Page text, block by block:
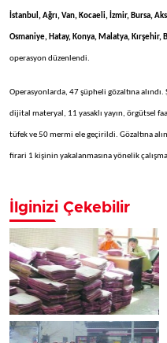
İstanbul, Ağrı, Van, Kocaeli, İzmir, Bursa,
Osmaniye, Hatay, Konya, Malatya, Kırşehir,
operasyon düzenlendi.
Operasyonlarda, 47 şüpheli gözaltına
dijital materyal, 11 yasaklı yayın, örgütsel
tüfek ve 50 mermi ele geçirildi. Gözaltına
firari 1 kişinin yakalanmasına yönelik
İlginizi Çekebilir